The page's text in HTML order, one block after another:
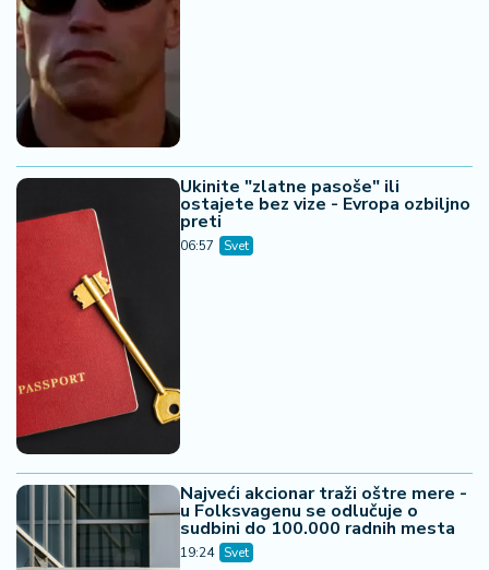
Ukinite "zlatne pasoše" ili
ostajete bez vize - Evropa ozbiljno
preti
06:57 Svet
Najveći akcionar traži oštre mere -
u Folksvagenu se odlučuje o
sudbini do 100.000 radnih mesta
19:24 Svet